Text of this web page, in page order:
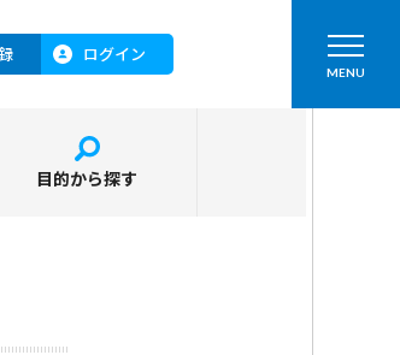
ログイン
MENU
目的から探す